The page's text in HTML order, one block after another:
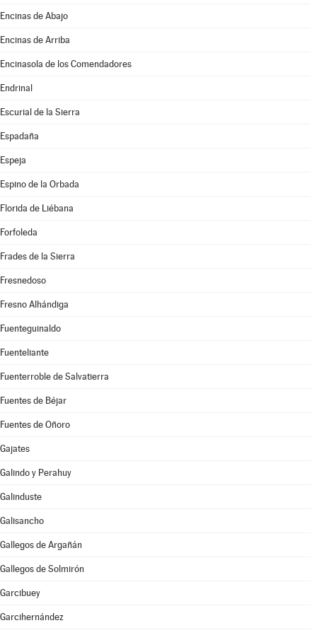
Encinas de Abajo
Encinas de Arriba
Encinasola de los Comendadores
Endrinal
Escurial de la Sierra
Espadaña
Espeja
Espino de la Orbada
Florida de Liébana
Forfoleda
Frades de la Sierra
Fresnedoso
Fresno Alhándiga
Fuenteguinaldo
Fuenteliante
Fuenterroble de Salvatierra
Fuentes de Béjar
Fuentes de Oñoro
Gajates
Galindo y Perahuy
Galinduste
Galisancho
Gallegos de Argañán
Gallegos de Solmirón
Garcibuey
Garcihernández